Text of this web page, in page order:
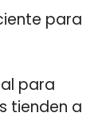
para
para
tienden a